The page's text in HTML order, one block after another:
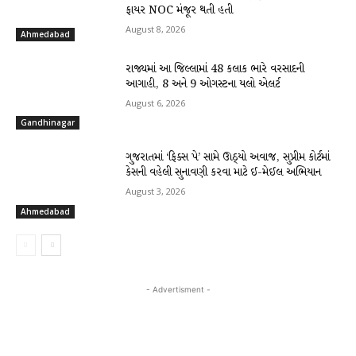
Ahmedabad
ફાયર NOC મંજૂર થતી હતી
August 8, 2026
Gandhinagar
રાજ્યમાં આ જિલ્લામાં 48 કલાક ભારે વરસાદની
આગાહી, 8 અને 9 ઓગસ્ટના યલો એલર્ટ
August 6, 2026
Ahmedabad
ગુજરાતમાં ‘ફિક્સ પે’ સામે ઊઠ્યો અવાજ, સુપ્રીમ કોર્ટમાં
કેસની વહેલી સુનાવણી કરવા માટે ઈ-મેઈલ અભિયાન
August 3, 2026
- Advertisment -